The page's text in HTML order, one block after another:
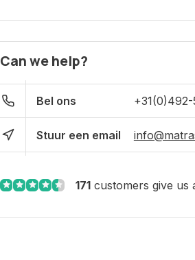
Can we help?
Bel ons
Stuur een email
171 customers give us